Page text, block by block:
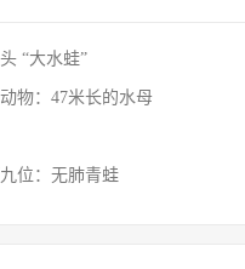
“大水蛙”
物：47米长的水母
位：无肺青蛙